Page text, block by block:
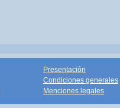
Presentación
Condiciones generales
Menciones legales